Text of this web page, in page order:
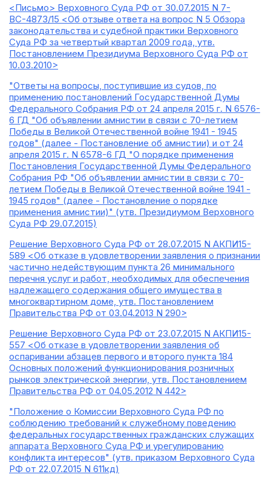
<Письмо> Верховного Суда РФ от 30.07.2015 N 7-
ВС-4873/15 <Об отзыве ответа на вопрос N 5 Обзора
законодательства и судебной практики Верховного
Суда РФ за четвертый квартал 2009 года, утв.
Постановлением Президиума Верховного Суда РФ от
10.03.2010>
"Ответы на вопросы, поступившие из судов, по
применению постановлений Государственной Думы
Федерального Собрания РФ от 24 апреля 2015 г. N 6576-
6 ГД "Об объявлении амнистии в связи с 70-летием
Победы в Великой Отечественной войне 1941 - 1945
годов" (далее - Постановление об амнистии) и от 24
апреля 2015 г. N 6578-6 ГД "О порядке применения
Постановления Государственной Думы Федерального
Собрания РФ "Об объявлении амнистии в связи с 70-
летием Победы в Великой Отечественной войне 1941 -
1945 годов" (далее - Постановление о порядке
применения амнистии)" (утв. Президиумом Верховного
Суда РФ 29.07.2015)
Решение Верховного Суда РФ от 28.07.2015 N АКПИ15-
589 <Об отказе в удовлетворении заявления о признании
частично недействующим пункта 26 минимального
перечня услуг и работ, необходимых для обеспечения
надлежащего содержания общего имущества в
многоквартирном доме, утв. Постановлением
Правительства РФ от 03.04.2013 N 290>
Решение Верховного Суда РФ от 23.07.2015 N АКПИ15-
557 <Об отказе в удовлетворении заявления об
оспаривании абзацев первого и второго пункта 184
Основных положений функционирования розничных
рынков электрической энергии, утв. Постановлением
Правительства РФ от 04.05.2012 N 442>
"Положение о Комиссии Верховного Суда РФ по
соблюдению требований к служебному поведению
федеральных государственных гражданских служащих
аппарата Верховного Суда РФ и урегулированию
конфликта интересов" (утв. приказом Верховного Суда
РФ от 22.07.2015 N 611кд)